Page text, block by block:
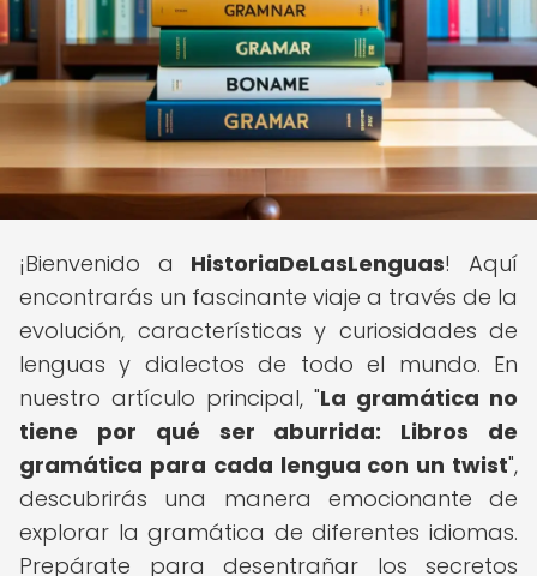
¡Bienvenido a HistoriaDeLasLenguas! Aquí
encontrarás un fascinante viaje a través de la
evolución, características y curiosidades de
lenguas y dialectos de todo el mundo. En
nuestro artículo principal, "La gramática no
tiene por qué ser aburrida: Libros de
gramática para cada lengua con un twist",
descubrirás una manera emocionante de
explorar la gramática de diferentes idiomas.
Prepárate para desentrañar los secretos